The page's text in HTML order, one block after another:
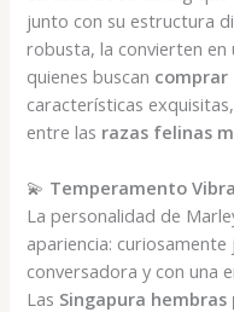
junto con su estructura
robusta, la convierten en
quienes buscan comprar
características
entre las razas felinas
💫 Temperamento
La personalidad de
apariencia:
conversadora y con una
Las Singapura